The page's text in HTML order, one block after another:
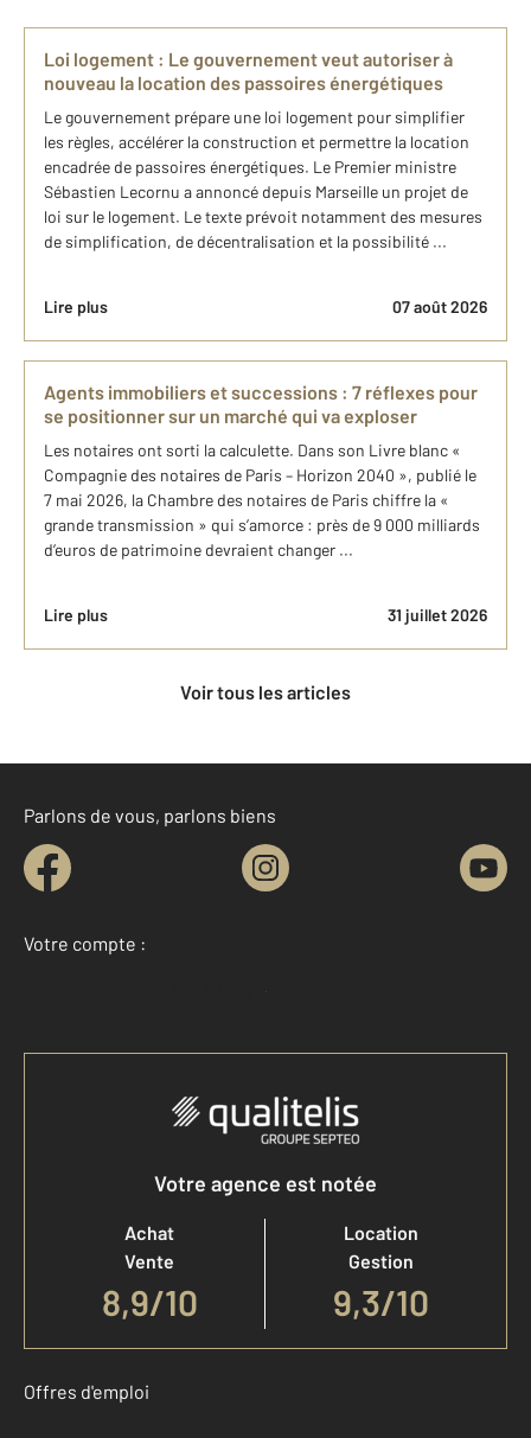
Loi logement : Le gouvernement veut autoriser à
nouveau la location des passoires énergétiques
Le gouvernement prépare une loi logement pour simplifier
les règles, accélérer la construction et permettre la location
encadrée de passoires énergétiques. Le Premier ministre
Sébastien Lecornu a annoncé depuis Marseille un projet de
loi sur le logement. Le texte prévoit notamment des mesures
de simplification, de décentralisation et la possibilité ...
Lire plus 07 août 2026
Agents immobiliers et successions : 7 réflexes pour
se positionner sur un marché qui va exploser
Les notaires ont sorti la calculette. Dans son Livre blanc «
Compagnie des notaires de Paris – Horizon 2040 », publié le
7 mai 2026, la Chambre des notaires de Paris chiffre la «
grande transmission » qui s’amorce : près de 9 000 milliards
d’euros de patrimoine devraient changer ...
Lire plus 31 juillet 2026
Voir tous les articles
Parlons de vous, parlons biens
Votre compte :
Accéder à mon compte
Votre agence est notée
Achat
Vente
8,9/10
Location
Gestion
9,3/10
Offres d'emploi